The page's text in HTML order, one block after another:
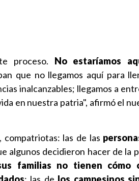
proceso. No estaríamos
que no llegamos aquí para
inalcanzables; llegamos a
en nuestra patria", afirmó el
las de las
algunos decidieron hacer de la
familias no tienen cómo